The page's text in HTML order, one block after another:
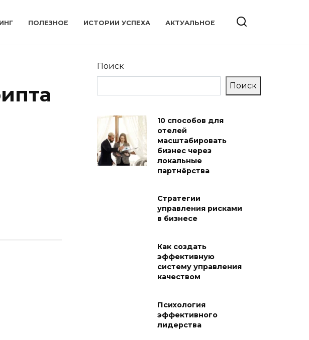
ПОЛЕЗНОЕ ИСТОРИИ УСПЕХА АКТУАЛЬНОЕ
Поиск
Поиск
10 способов для
отелей
масштабировать
бизнес через
локальные
партнёрства
Стратегии
управления рисками
в бизнесе
Как создать
эффективную
систему управления
качеством
Психология
эффективного
лидерства